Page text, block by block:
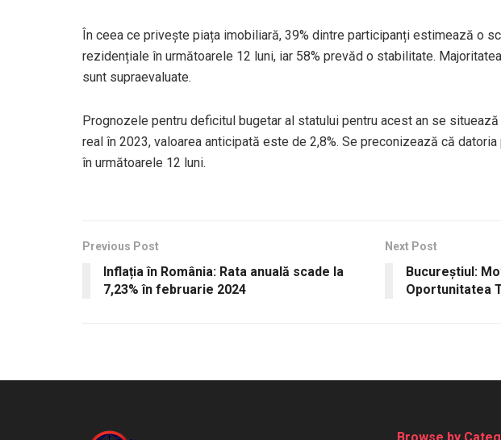
În ceea ce privește piața imobiliară, 39% dintre participanți estimează o
rezidențiale în următoarele 12 luni, iar 58% prevăd o stabilitate.
sunt supraevaluate.
Prognozele pentru deficitul bugetar al statului pentru acest an se situează
real în 2023, valoarea anticipată este de 2,8%. Se preconizează că
în următoarele 12 luni.
Previous Post
Inflația în România: Rata anuală scade la
7,23% în februarie 2024
Next Post
Bucureștiul:
Oportunitatea